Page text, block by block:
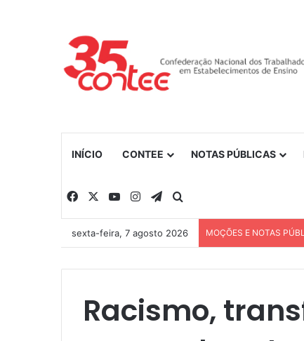
INÍCIO CONTEE NOTAS PÚBLICAS
Facebook YouTubeInstagramTelegram
sexta-feira, 7 agosto 2026 MOÇÕES E NOTAS
Racismo,